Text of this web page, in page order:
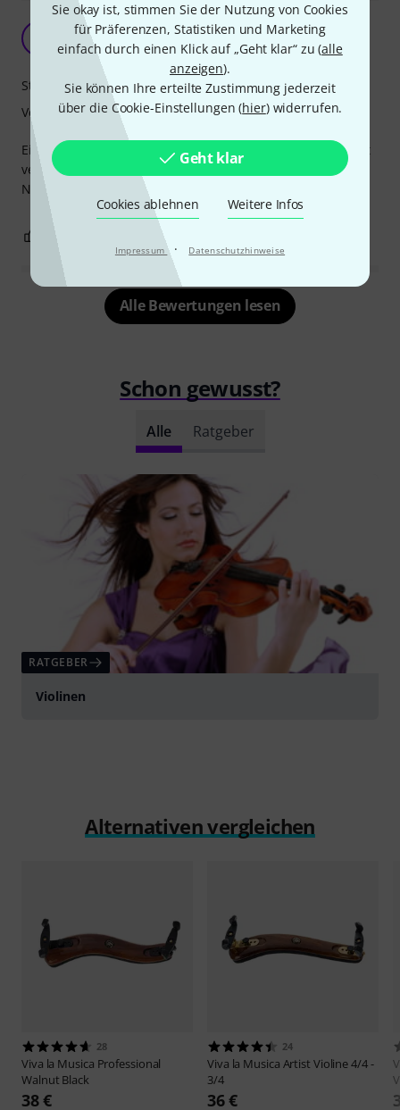
Sie okay ist, stimmen Sie der Nutzung von Cookies
für Präferenzen, Statistiken und Marketing
einfach durch einen Klick auf „Geht klar“ zu (alle
anzeigen).
Sie können Ihre erteilte Zustimmung jederzeit
über die Cookie-Einstellungen (hier) widerrufen.
Geht klar
Cookies ablehnen Weitere Infos
Impressum · Datenschutzhinweise
Violin Schulterstütze
Gen.JamesCuster 30.12.2018
Ein sehr edles und sehr gut verarbeitetes Zübehör und gut
verstellbar.
Nur zu empfehlen. Danke.
Stabilität
Verarbeitung
BEWERTUNG MELDEN
Alle Bewertungen lesen
Schon gewusst?
Alle Ratgeber
RATGEBER
Violinen
Alternativen vergleichen
28
Viva la Musica Professional
Walnut Black
38 €
24
Viva la Musica Artist Violine 4/4 -
3/4
36 €